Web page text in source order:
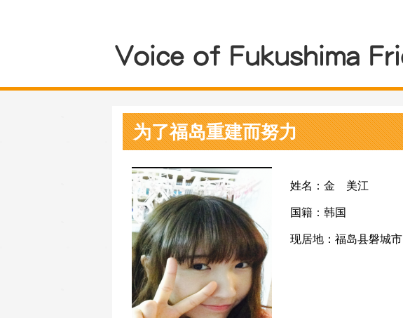
为了福岛重建而努力
姓名：金 美江
国籍：韩国
现居地：福岛县磐城市